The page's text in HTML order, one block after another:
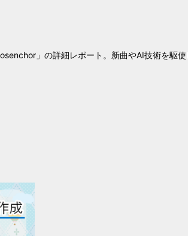
」の詳細レポート。新曲やAI技術を駆使